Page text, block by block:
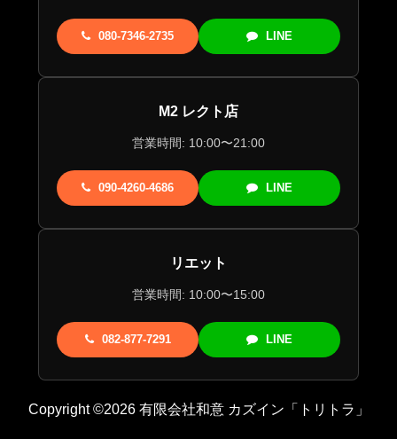
080-7346-2735 LINE
M2 レクト店
営業時間: 10:00〜21:00
090-4260-4686 LINE
リエット
営業時間: 10:00〜15:00
082-877-7291 LINE
Copyright ©2026 有限会社和意 カズイン「トリトラ」